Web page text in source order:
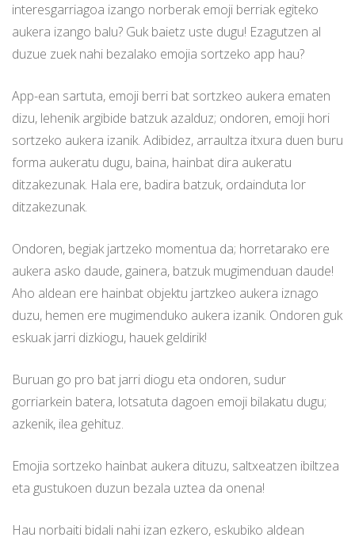
interesgarriagoa izango norberak emoji berriak egiteko
aukera izango balu? Guk baietz uste dugu! Ezagutzen al
duzue zuek nahi bezalako emojia sortzeko app hau?
App-ean sartuta, emoji berri bat sortzkeo aukera ematen
dizu, lehenik argibide batzuk azalduz; ondoren, emoji hori
sortzeko aukera izanik. Adibidez, arraultza itxura duen buru
forma aukeratu dugu, baina, hainbat dira aukeratu
ditzakezunak. Hala ere, badira batzuk, ordainduta lor
ditzakezunak.
Ondoren, begiak jartzeko momentua da; horretarako ere
aukera asko daude, gainera, batzuk mugimenduan daude!
Aho aldean ere hainbat objektu jartzkeo aukera iznago
duzu, hemen ere mugimenduko aukera izanik. Ondoren guk
eskuak jarri dizkiogu, hauek geldirik!
Buruan go pro bat jarri diogu eta ondoren, sudur
gorriarkein batera, lotsatuta dagoen emoji bilakatu dugu;
azkenik, ilea gehituz.
Emojia sortzeko hainbat aukera dituzu, saltxeatzen ibiltzea
eta gustukoen duzun bezala uztea da onena!
Hau norbaiti bidali nahi izan ezkero, eskubiko aldean